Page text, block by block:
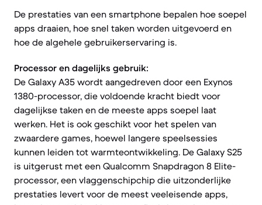
De prestaties van een smartphone bepalen hoe soepel
apps draaien, hoe snel taken worden uitgevoerd en
hoe de algehele gebruikerservaring is.
Processor en dagelijks gebruik:
De Galaxy A35 wordt aangedreven door een Exynos
1380-processor, die voldoende kracht biedt voor
dagelijkse taken en de meeste apps soepel laat
werken. Het is ook geschikt voor het spelen van
zwaardere games, hoewel langere speelsessies
kunnen leiden tot warmteontwikkeling. De Galaxy S25
is uitgerust met een Qualcomm Snapdragon 8 Elite-
processor, een vlaggenschipchip die uitzonderlijke
prestaties levert voor de meest veeleisende apps,